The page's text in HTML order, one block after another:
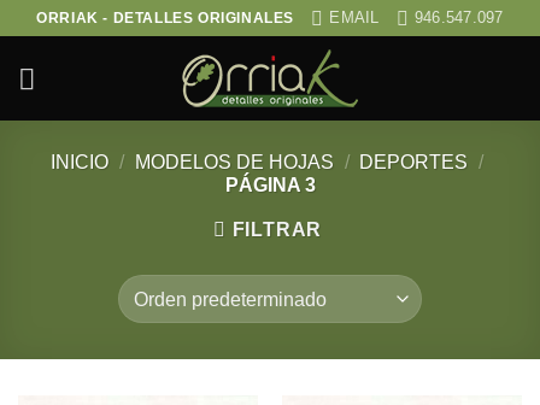
Saltar
contenido
ORRIAK - DETALLES ORIGINALES EMAIL 946.547.097
INICIO / MODELOS DE HOJAS / DEPORTES /
PÁGINA 3
FILTRAR